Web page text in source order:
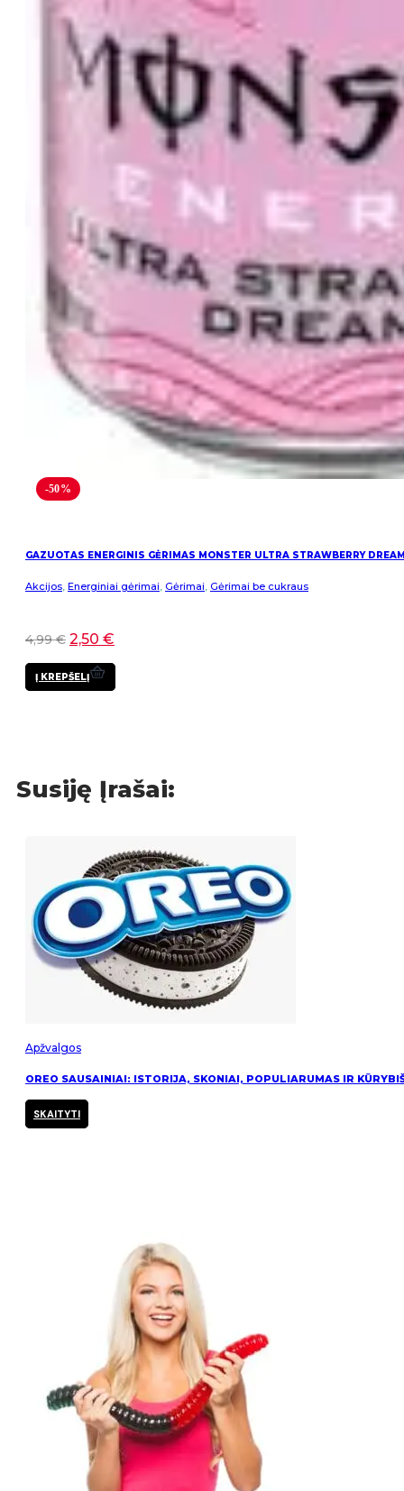
-50%
GAZUOTAS ENERGINIS GĖRIMAS MONSTER ULTRA STRAWBERRY
Akcijos Energiniai gėrimai Gėrimai Gėrimai be cukraus
4,99€ 2,50 €
Į KREPŠELĮ
Susiję Įrašai:
Apžvalgos
OREO SAUSAINIAI: ISTORIJA, SKONIAI, POPULIARUMAS IR
SKAITYTI